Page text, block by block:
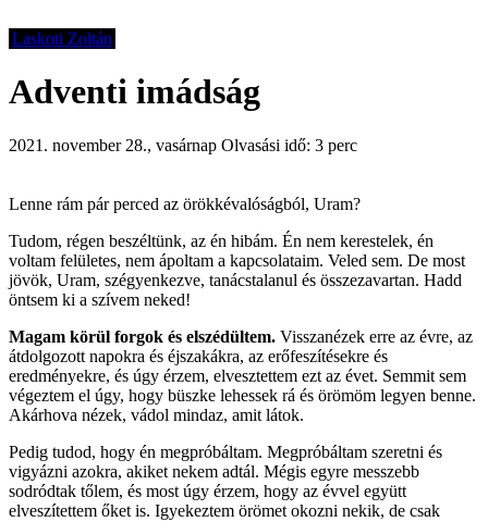
Laskoti Zoltán
Adventi imádság
2021. november 28., vasárnap Olvasási idő: 3 perc
Lenne rám pár perced az örökkévalóságból, Uram?
Tudom, régen beszéltünk, az én hibám. Én nem kerestelek, én
voltam felületes, nem ápoltam a kapcsolataim. Veled sem. De most
jövök, Uram, szégyenkezve, tanácstalanul és összezavartan. Hadd
öntsem ki a szívem neked!
Magam körül forgok és elszédültem. Visszanézek erre az évre, az
átdolgozott napokra és éjszakákra, az erőfeszítésekre és
eredményekre, és úgy érzem, elvesztettem ezt az évet. Semmit sem
végeztem el úgy, hogy büszke lehessek rá és örömöm legyen benne.
Akárhova nézek, vádol mindaz, amit látok.
Pedig tudod, hogy én megpróbáltam. Megpróbáltam szeretni és
vigyázni azokra, akiket nekem adtál. Mégis egyre messzebb
sodródtak tőlem, és most úgy érzem, hogy az évvel együtt
elveszítettem őket is. Igyekeztem örömet okozni nekik, de csak